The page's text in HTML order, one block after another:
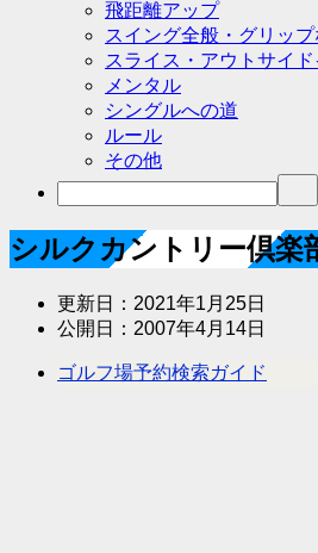
飛距離アップ
スイング全般・グリッ
スライス・アウトサイド
メンタル
シングルへの道
ルール
その他
シルクカントリー倶楽
更新日： 2021年1月25日
公開日： 2007年4月14日
ゴルフ場予約検索ガイド